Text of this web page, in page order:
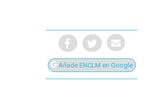
Añade ENCLM en Google